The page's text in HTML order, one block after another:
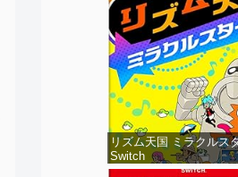
リズム天国 ミラクルス
Switch